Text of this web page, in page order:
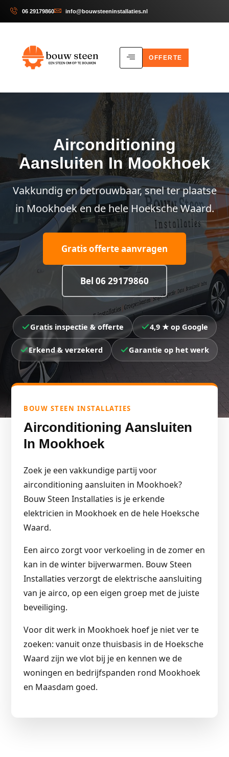
06 29179860 info@bouwsteeninstallaties.nl
OFFERTE
Airconditioning
Aansluiten In Mookhoek
Vakkundig en betrouwbaar, snel ter plaatse
in Mookhoek en de hele Hoeksche Waard.
Gratis offerte aanvragen
Bel 06 29179860
Gratis inspectie & offerte 4,9 ★ op Google
Erkend & verzekerd Garantie op het werk
BOUW STEEN INSTALLATIES
Airconditioning Aansluiten
In Mookhoek
Zoek je een vakkundige partij voor
airconditioning aansluiten in Mookhoek?
Bouw Steen Installaties is je erkende
elektricien in Mookhoek en de hele Hoeksche
Waard.
Een airco zorgt voor verkoeling in de zomer en
kan in de winter bijverwarmen. Bouw Steen
Installaties verzorgt de elektrische aansluiting
van je airco, op een eigen groep met de juiste
beveiliging.
Voor dit werk in Mookhoek hoef je niet ver te
zoeken: vanuit onze thuisbasis in de Hoeksche
Waard zijn we vlot bij je en kennen we de
woningen en bedrijfspanden rond Mookhoek
en Maasdam goed.